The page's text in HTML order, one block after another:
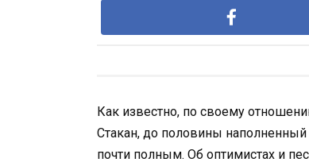
Как известно, по своему
Стакан, до половины наполненный
почти полным. Об оптимистах и